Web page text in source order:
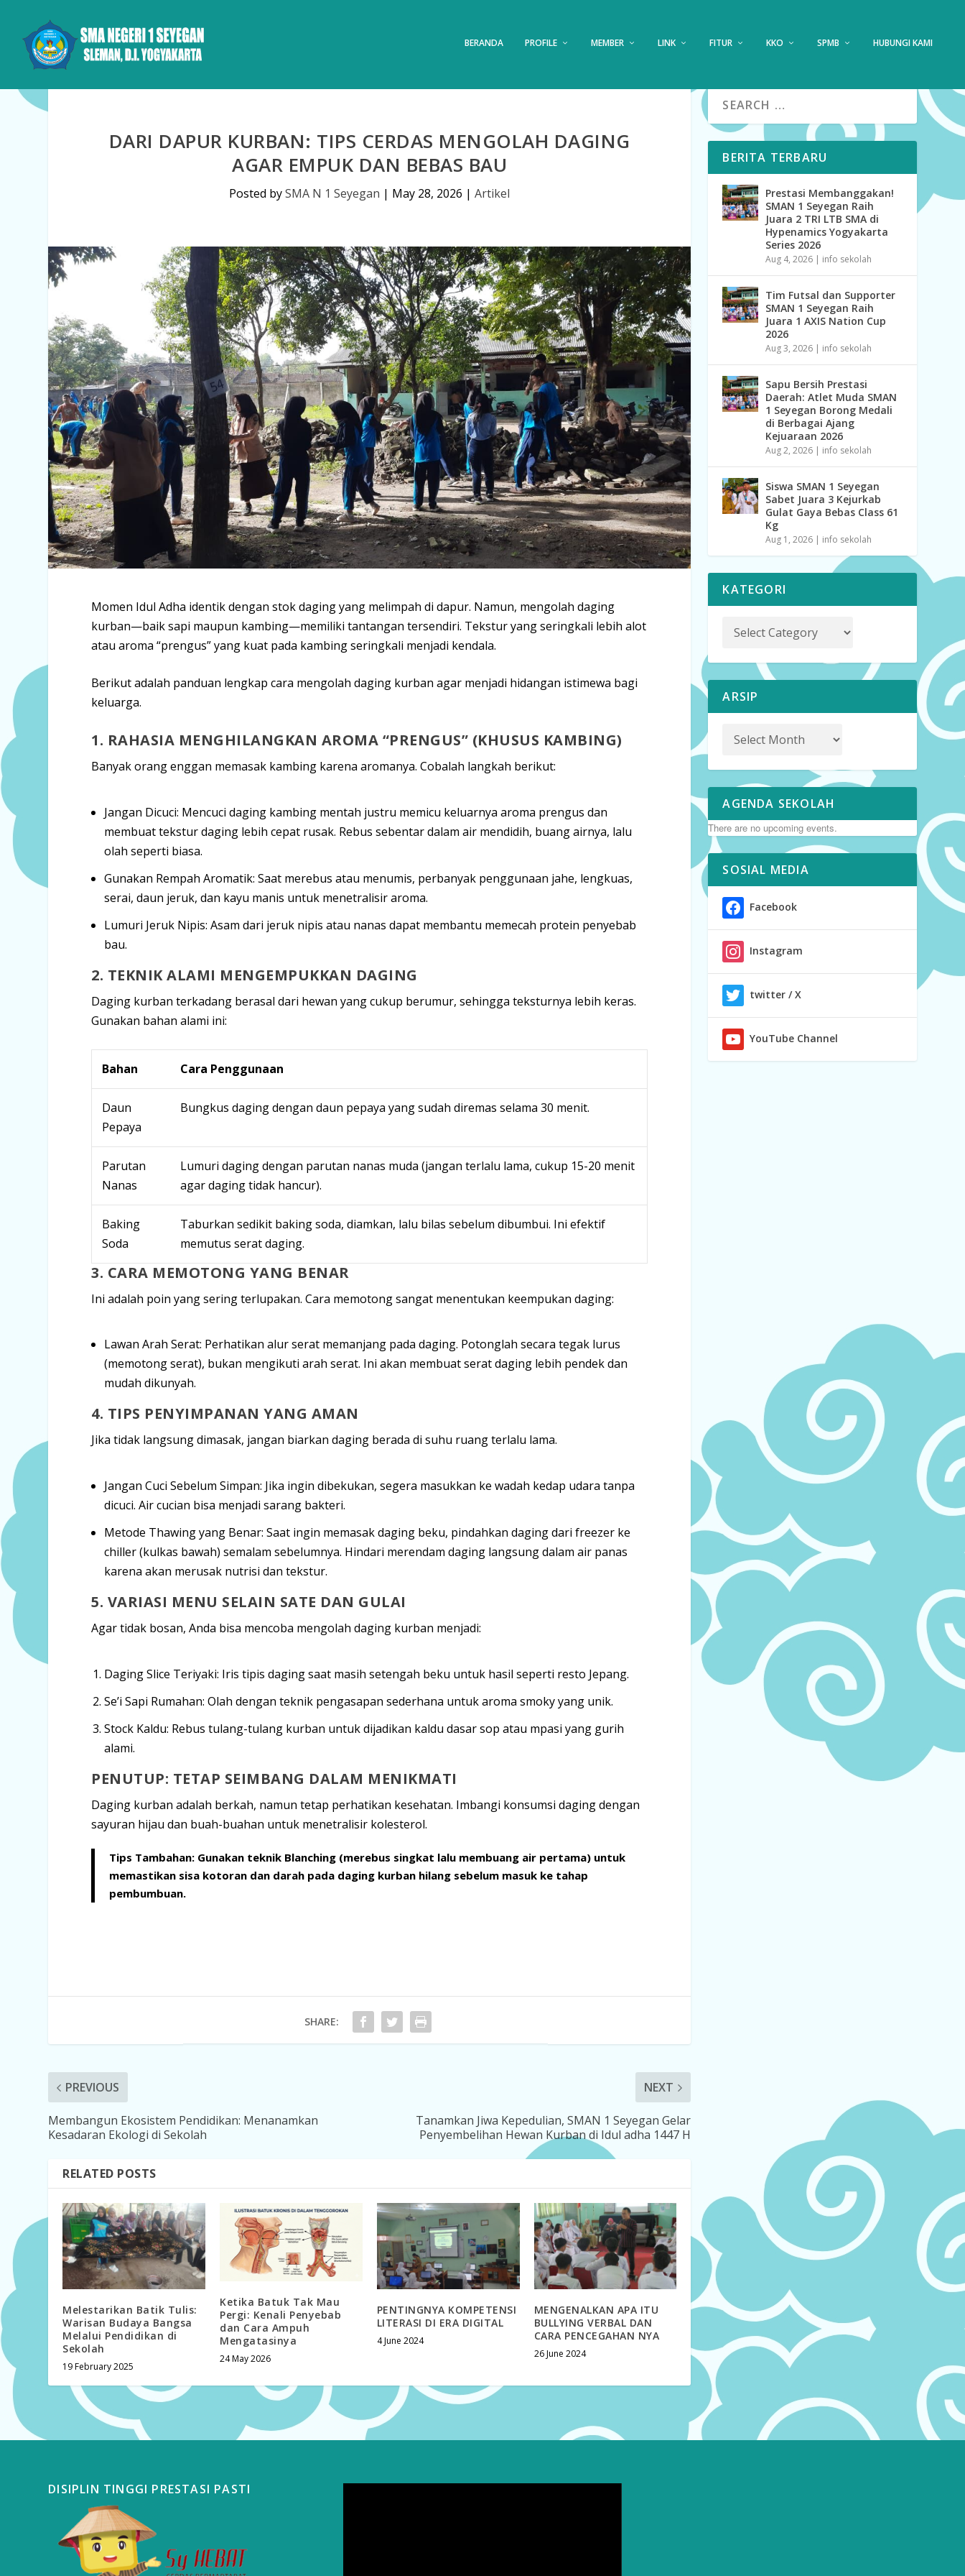
BERANDA PROFILE MEMBER LINK FITUR KKO SPMB HUBUNGI KAMI
DARI DAPUR KURBAN: TIPS CERDAS MENGOLAH DAGING
AGAR EMPUK DAN BEBAS BAU
Posted bySMA N 1 Seyegan | May 28, 2026 |Artikel
Momen Idul Adha identik dengan stok daging yang melimpah di dapur. Namun, mengolah daging
kurban—baik sapi maupun kambing—memiliki tantangan tersendiri. Tekstur yang seringkali lebih alot
atau aroma “prengus” yang kuat pada kambing seringkali menjadi kendala.
Berikut adalah panduan lengkap cara mengolah daging kurban agar menjadi hidangan istimewa bagi
keluarga.
1. RAHASIA MENGHILANGKAN AROMA “PRENGUS” (KHUSUS KAMBING)
Banyak orang enggan memasak kambing karena aromanya. Cobalah langkah berikut:
Jangan Dicuci: Mencuci daging kambing mentah justru memicu keluarnya aroma prengus dan
membuat tekstur daging lebih cepat rusak. Rebus sebentar dalam air mendidih, buang airnya, lalu
olah seperti biasa.
Gunakan Rempah Aromatik: Saat merebus atau menumis, perbanyak penggunaan jahe, lengkuas,
serai, daun jeruk, dan kayu manis untuk menetralisir aroma.
Lumuri Jeruk Nipis: Asam dari jeruk nipis atau nanas dapat membantu memecah protein penyebab
bau.
2. TEKNIK ALAMI MENGEMPUKKAN DAGING
Daging kurban terkadang berasal dari hewan yang cukup berumur, sehingga teksturnya lebih keras.
Gunakan bahan alami ini:
Bahan Cara Penggunaan
Daun
Pepaya
Bungkus daging dengan daun pepaya yang sudah diremas selama 30 menit.
Parutan
Nanas
Lumuri daging dengan parutan nanas muda (jangan terlalu lama, cukup 15-20 menit
agar daging tidak hancur).
Baking
Soda
Taburkan sedikit baking soda, diamkan, lalu bilas sebelum dibumbui. Ini efektif
memutus serat daging.
3. CARA MEMOTONG YANG BENAR
Ini adalah poin yang sering terlupakan. Cara memotong sangat menentukan keempukan daging:
Lawan Arah Serat: Perhatikan alur serat memanjang pada daging. Potonglah secara tegak lurus
(memotong serat), bukan mengikuti arah serat. Ini akan membuat serat daging lebih pendek dan
mudah dikunyah.
4. TIPS PENYIMPANAN YANG AMAN
Jika tidak langsung dimasak, jangan biarkan daging berada di suhu ruang terlalu lama.
Jangan Cuci Sebelum Simpan: Jika ingin dibekukan, segera masukkan ke wadah kedap udara tanpa
dicuci. Air cucian bisa menjadi sarang bakteri.
Metode Thawingyang Benar: Saat ingin memasak daging beku, pindahkan daging darifreezer ke
chiller(kulkas bawah) semalam sebelumnya. Hindari merendam daging langsung dalam air panas
karena akan merusak nutrisi dan tekstur.
5. VARIASI MENU SELAIN SATE DAN GULAI
Agar tidak bosan, Anda bisa mencoba mengolah daging kurban menjadi:
Daging Slice Teriyaki: Iris tipis daging saat masih setengah beku untuk hasil seperti resto Jepang.
Se’i Sapi Rumahan: Olah dengan teknik pengasapan sederhana untuk aromasmokyyang unik.
Stock Kaldu: Rebus tulang-tulang kurban untuk dijadikan kaldu dasar sop atau mpasi yang gurih
alami.
PENUTUP: TETAP SEIMBANG DALAM MENIKMATI
Daging kurban adalah berkah, namun tetap perhatikan kesehatan. Imbangi konsumsi daging dengan
sayuran hijau dan buah-buahan untuk menetralisir kolesterol.
Tips Tambahan: Gunakan teknik Blanching (merebus singkat lalu membuang air pertama) untuk
memastikan sisa kotoran dan darah pada daging kurban hilang sebelum masuk ke tahap
pembumbuan.
SHARE:
PREVIOUS
Membangun Ekosistem Pendidikan: Menanamkan
Kesadaran Ekologi di Sekolah
NEXT
Tanamkan Jiwa Kepedulian, SMAN 1 Seyegan Gelar
Penyembelihan Hewan Kurban di Idul adha 1447 H
RELATED POSTS
Melestarikan Batik Tulis:
Warisan Budaya Bangsa
Melalui Pendidikan di
Sekolah
19 February 2025
Ketika Batuk Tak Mau
Pergi: Kenali Penyebab
dan Cara Ampuh
Mengatasinya
24 May 2026
PENTINGNYA KOMPETENSI
LITERASI DI ERA DIGITAL
4 June 2024
MENGENALKAN APA ITU
BULLYING VERBAL DAN
CARA PENCEGAHAN NYA
26 June 2024
BERITA TERBARU
Prestasi Membanggakan!
SMAN 1 Seyegan Raih
Juara 2 TRI LTB SMA di
Hypenamics Yogyakarta
Series 2026
Aug 4, 2026 | info sekolah
Tim Futsal dan Supporter
SMAN 1 Seyegan Raih
Juara 1 AXIS Nation Cup
2026
Aug 3, 2026 | info sekolah
Sapu Bersih Prestasi
Daerah: Atlet Muda SMAN
1 Seyegan Borong Medali
di Berbagai Ajang
Kejuaraan 2026
Aug 2, 2026 | info sekolah
Siswa SMAN 1 Seyegan
Sabet Juara 3 Kejurkab
Gulat Gaya Bebas Class 61
Kg
Aug 1, 2026 | info sekolah
KATEGORI
ARSIP
AGENDA SEKOLAH
There are no upcoming events.
SOSIAL MEDIA
Facebook
Instagram
twitter / X
YouTube Channel
DISIPLIN TINGGI PRESTASI PASTI